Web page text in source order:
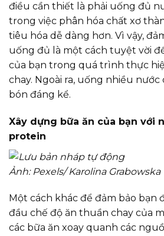
điều cần thiết là phải uống đủ
trong việc phân hóa chất xơ
tiêu hóa dễ dàng hơn. Vì vậy,
uống đủ là một cách tuyệt vời
của bạn trong quá trình thực
chay. Ngoài ra, uống nhiều
bón đáng kể.
Xây dựng bữa ăn của bạn với
protein
Ảnh: Pexels/ Karolina Grabowska
Một cách khác để đảm bảo bạn
đầu chế độ ăn thuần chay của
các bữa ăn xoay quanh các